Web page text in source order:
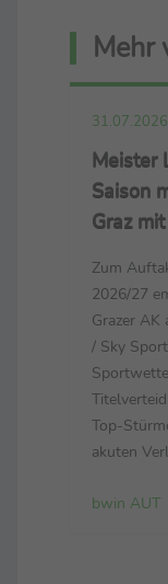
Mehr
31.07.2026
Meister
Saison
Graz
ersten
Zum
2026/27
Grazer AK
/ Sky
Top-
akuten
favorisiert
bwin AUT